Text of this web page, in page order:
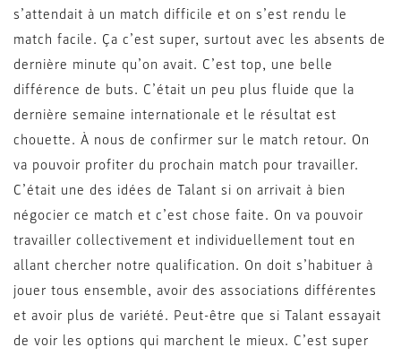
s’attendait à un match difficile et on s’est rendu le
match facile. Ça c’est super, surtout avec les absents de
dernière minute qu’on avait. C’est top, une belle
différence de buts. C’était un peu plus fluide que la
dernière semaine internationale et le résultat est
chouette. À nous de confirmer sur le match retour. On
va pouvoir profiter du prochain match pour travailler.
C’était une des idées de Talant si on arrivait à bien
négocier ce match et c’est chose faite. On va pouvoir
travailler collectivement et individuellement tout en
allant chercher notre qualification. On doit s’habituer à
jouer tous ensemble, avoir des associations différentes
et avoir plus de variété. Peut-être que si Talant essayait
de voir les options qui marchent le mieux. C’est super